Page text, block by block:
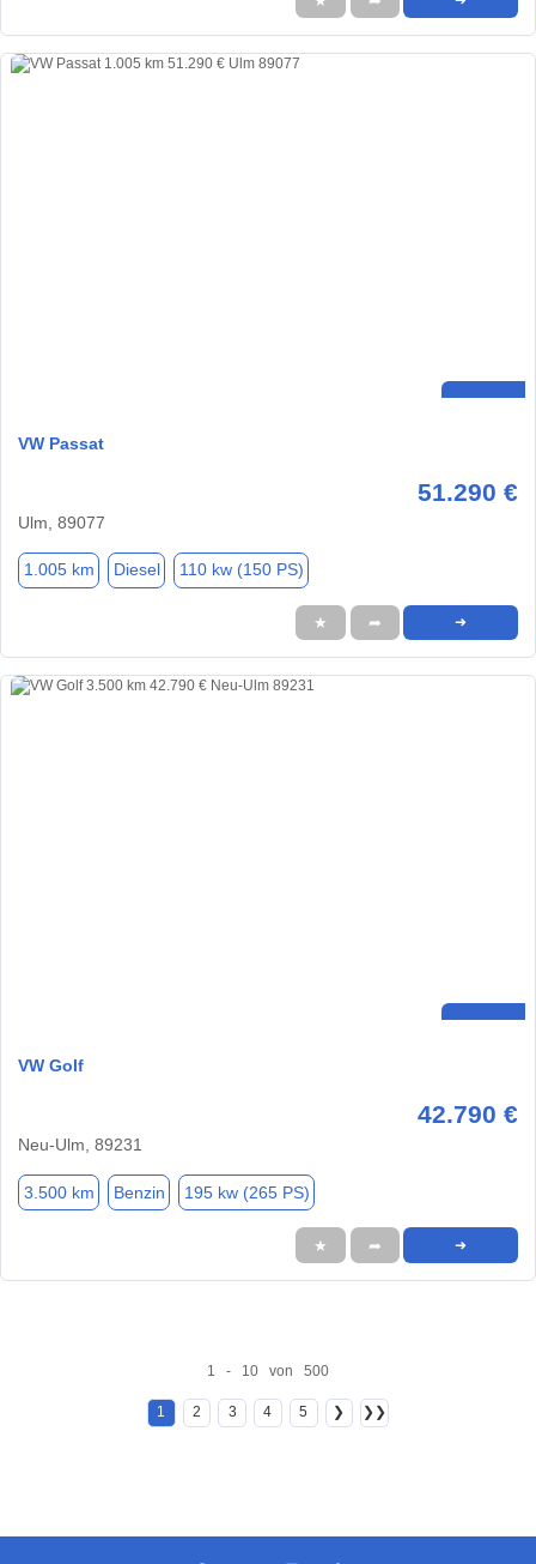
VW Passat
51.290 €
Ulm, 89077
1.005 km Diesel 110 kw (150 PS)
★ ➦ ➜
VW Golf
42.790 €
Neu-Ulm, 89231
3.500 km Benzin 195 kw (265 PS)
★ ➦ ➜
1 - 10 von 500
1 2 3 4 5 ❯ ❯❯